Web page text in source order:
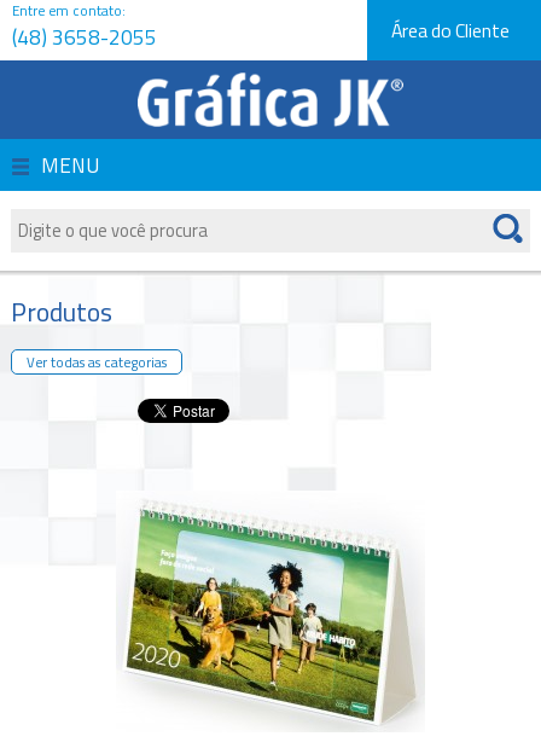
Página Inicial
Produtos
Novidades e Dicas
Área do Cliente
Entre em contato:
(48) 3658-2055
MENU
Produtos
Ver todas as categorias